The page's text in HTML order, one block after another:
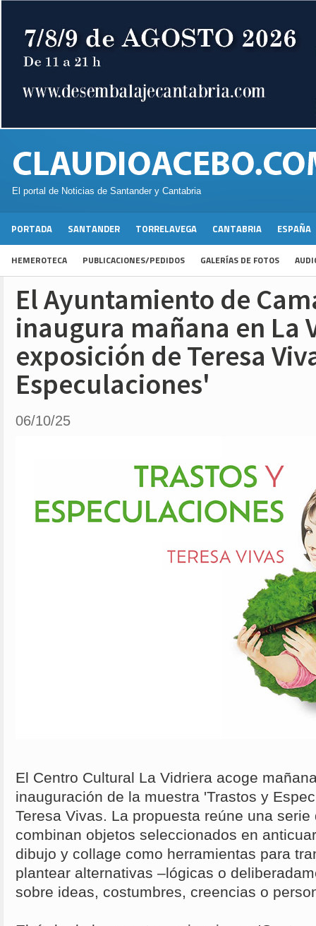
El portal de Noticias de Santander y Cantabria
PORTADA SANTANDER TORRELAVEGA CANTABRIA ESPAÑA
HEMEROTECA PUBLICACIONES/PEDIDOS GALERÍAS DE FOTOS
El Ayuntamiento de
inaugura mañana en La
exposición de Teresa
Especulaciones'
06/10/25
El Centro Cultural La Vidriera acoge
inauguración de la muestra 'Trastos y
Teresa Vivas. La propuesta reúne una
combinan objetos seleccionados en
dibujo y collage como herramientas para
plantear alternativas –lógicas o
sobre ideas, costumbres, creencias o